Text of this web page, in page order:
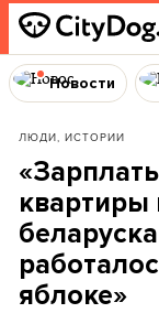
Новости
ЛЮДИ, ИСТОРИИ
квартиры
яблоке»